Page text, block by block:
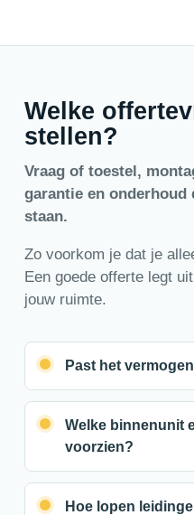
Welke
stellen?
Vraag of toestel,
garantie en
staan.
Zo voorkom je dat je
Een goede offerte legt
jouw ruimte.
Past het
Welke binnenunit
voorzien?
Hoe lopen